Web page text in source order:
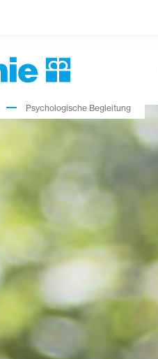
Psychologische Begleitung